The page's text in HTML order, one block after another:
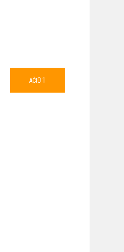
AČIŪ 1